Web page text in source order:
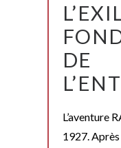
DE
L’aventure
1927.